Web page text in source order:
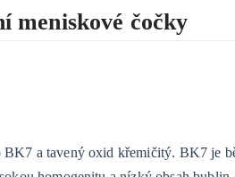
meniskové čočky
a tavený oxid křemičitý. BK7 je